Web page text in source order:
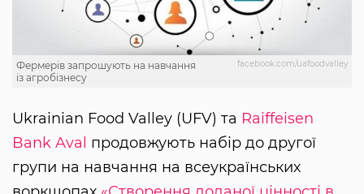
facebook.com/uafoodvalley
Фермерів запрошують на навчання
із агробізнесу
Ukrainian Food Valley (UFV) та Raiffeisen
Bank Aval продовжують набір до другої
групи на навчання на всеукраїнських